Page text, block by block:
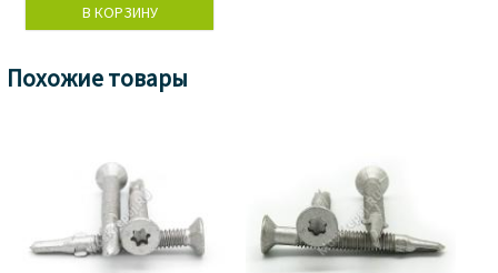
Похожие товары